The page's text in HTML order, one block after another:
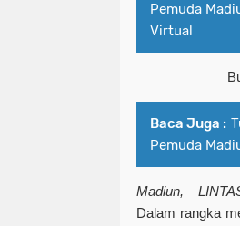
Pemuda
Virtual
Baca Juga :
Pemuda
Madiun, –
Dalam rangka